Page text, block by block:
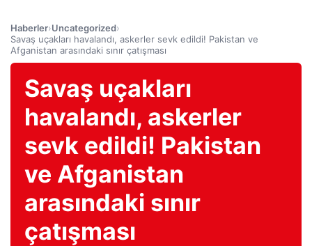
Haberler›Uncategorized›
Savaş uçakları havalandı, askerler sevk edildi! Pakistan ve
Afganistan arasındaki sınır çatışması
Savaş uçakları
havalandı, askerler
sevk edildi! Pakistan
ve Afganistan
arasındaki sınır
çatışması